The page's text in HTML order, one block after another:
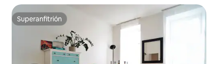
Superanfitrión
Superanfitrión